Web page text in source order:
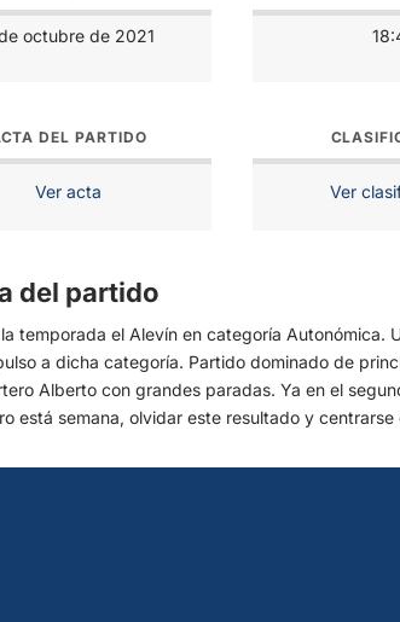
octubre de 2021
DEL PARTIDO
Ver acta Ver
del partido
temporada el Alevín en categoría
a dicha categoría. Partido dominado de
Alberto con grandes paradas. Ya en el
está semana, olvidar este resultado y